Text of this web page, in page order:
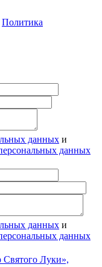
Политика
данных и
данных
данных и
данных